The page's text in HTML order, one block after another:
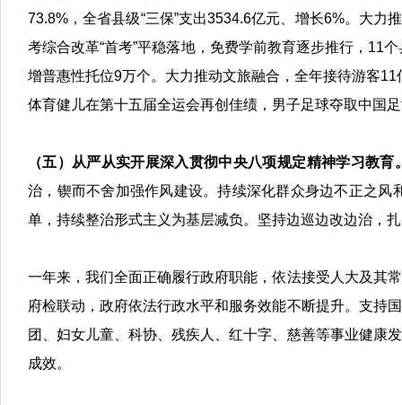
73.8%，全省县级“三保”支出3534.6亿元、增长6%。大
考综合改革“首考”平稳落地，免费学前教育逐步推行，11
增普惠性托位9万个。大力推动文旅融合，全年接待游客
体育健儿在第十五届全运会再创佳绩，男子足球夺取中国
（五）从严从实开展深入贯彻中央八项规定精神学习教育
治，锲而不舍加强作风建设。持续深化群众身边不正之
单，持续整治形式主义为基层减负。 坚持边巡边改边治，
一年来，我们全面正确履行政府职能，依法接受人大及其
府检联动，政府依法行政水平和服务效能不断提升。支持
团、妇女儿童、科协、残疾人、红十字、慈善等事业健康
成效。